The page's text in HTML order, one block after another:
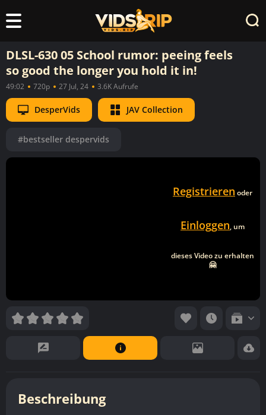
DLSL-630 05 School rumor: peeing feels
so good the longer you hold it in!
49:02 720p 27 Jul, 24 3.6K Aufrufe
DesperVids JAV Collection
#bestseller despervids
Registrieren oder
Einloggen, um
dieses Video zu erhalten
🤗
Beschreibung